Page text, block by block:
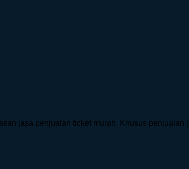
jasa penjualan ticket murah. Khusus penjualan